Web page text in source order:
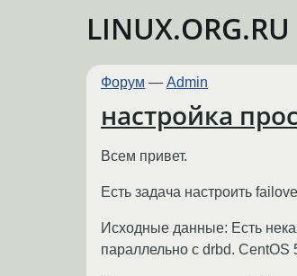
LINUX.ORG.RU
Форум — Admin
настройка
Всем привет.
Есть задача настроить
Исходные данные: Есть
параллельно с drbd. CentOS